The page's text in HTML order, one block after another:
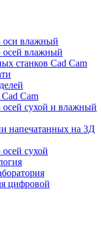
оси влажный
осей влажный
станков Cad Cam
Cam
осей сухой и влажный
напечатанных на 3Д
сухой
цифровой